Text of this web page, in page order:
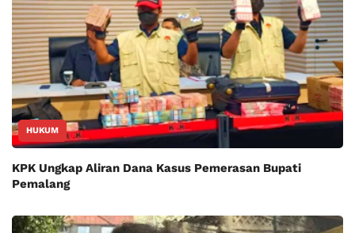
HUKUM
KPK Ungkap Aliran Dana Kasus Pemerasan Bupati
Pemalang